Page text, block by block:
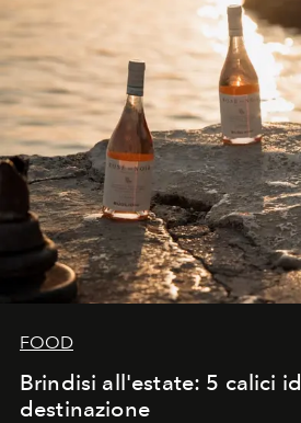
FOOD
Brindisi all'estate: 5 calici
destinazione